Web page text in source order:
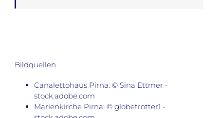
Bildquellen
Canalettohaus Pirna: © Sina Ettmer -
stock.adobe.com
Marienkirche Pirna: © globetrotter1 -